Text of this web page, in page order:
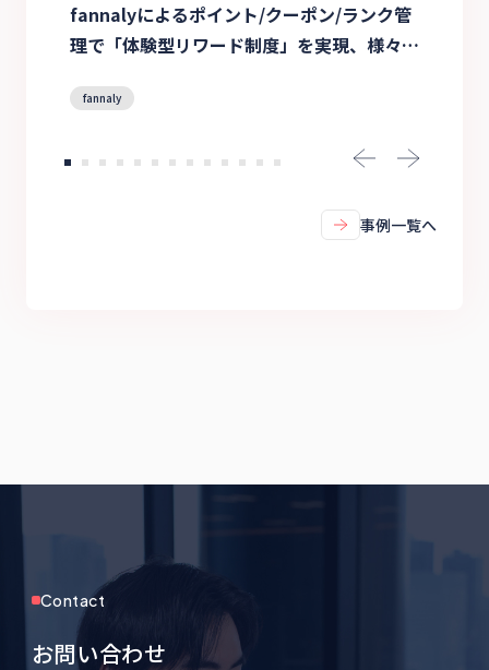
fannalyによるポイント/クーポン/ランク管
理で「体験型リワード制度」を実現、様々な
fannaly
事例一覧へ
Contact
お問い合わせ